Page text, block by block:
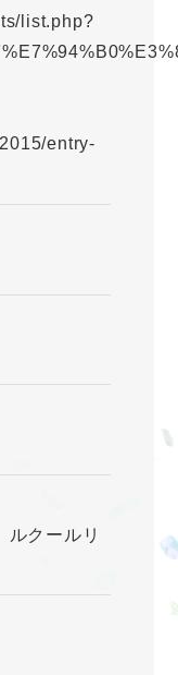
list.php?
entry-
クールリ